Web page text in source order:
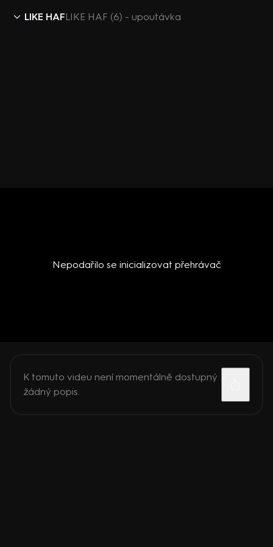
LIKE HAFLIKE HAF (6) - upoutávka
Nepodařilo se inicializovat přehrávač
K tomuto videu není momentálně dostupný
žádný popis.